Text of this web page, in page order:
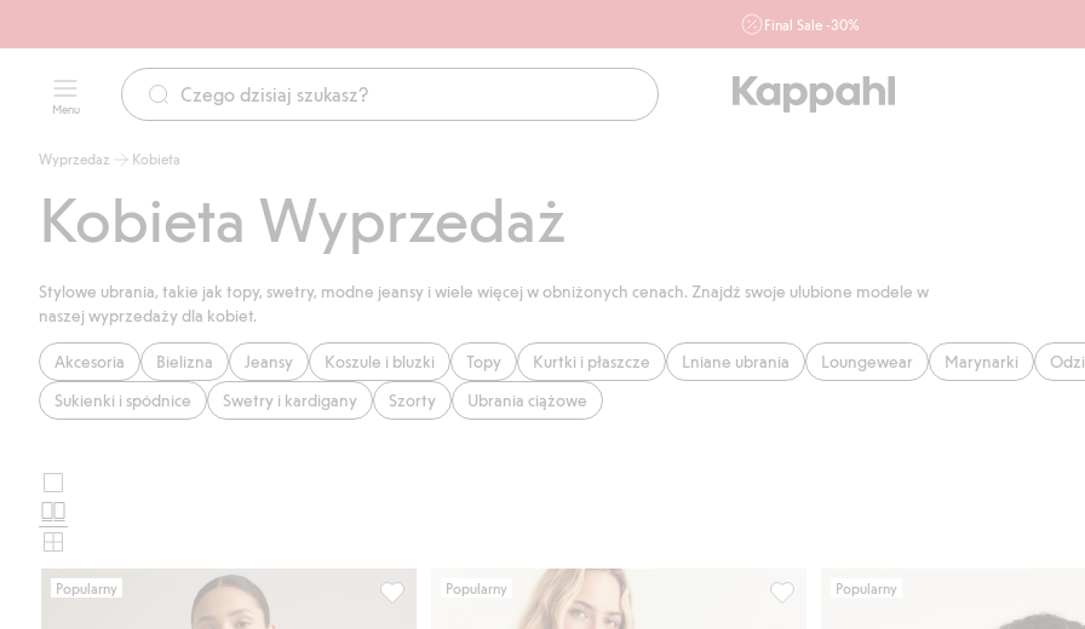
Final Sale -30%
ofertę, również z działu outlet do 10.8 w sklepach Kappahl i
Newbie oraz na kappahl.com. Ofert nie łączymy
Menu
Wyprzedaz Kobieta
Kobieta Wyprzedaż
Stylowe ubrania, takie jak topy, swetry, modne jeansy i wiele więcej w obniżonych cenach. Znajdź swoje ulubione modele w
naszej wyprzedaży dla kobiet.
Akcesoria Bielizna Jeansy Koszule i bluzki Topy Kurtki i płaszcze Lniane ubrania Loungewear Marynarki
Sukienki i spódnice
Swetry i kardigany Szorty Ubrania ciążowe
Wybierz
układ
karty
zdjęcia
Popularny
Sukienka lniana z paskiem do zawiązywania, Dodaj do listy ulubione
Popularny
Sukienka w drobne kwiatki, Newbie
Popularny